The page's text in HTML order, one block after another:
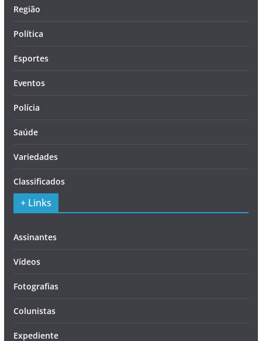
Região
Política
Esportes
Eventos
Polícia
Saúde
Variedades
Classificados
+ Links
Assinantes
Vídeos
Fotografias
Colunistas
Expediente